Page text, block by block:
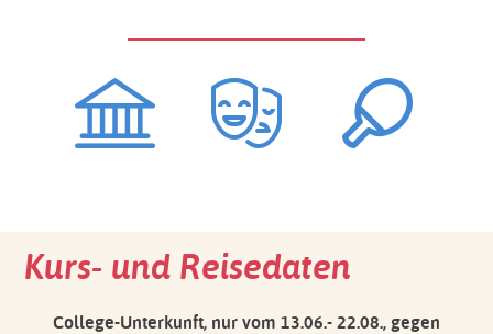
Kurs- und Reisedaten
College-Unterkunft, nur vom 13.06.- 22.08., gegen